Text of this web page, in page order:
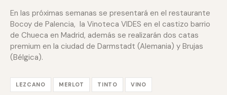
En las próximas semanas se presentará en el restaurante
Bocoy de Palencia, la Vinoteca VIDES en el castizo barrio
de Chueca en Madrid, además se realizarán dos catas
premium en la ciudad de Darmstadt (Alemania) y Brujas
(Bélgica).
LEZCANO MERLOT TINTO VINO